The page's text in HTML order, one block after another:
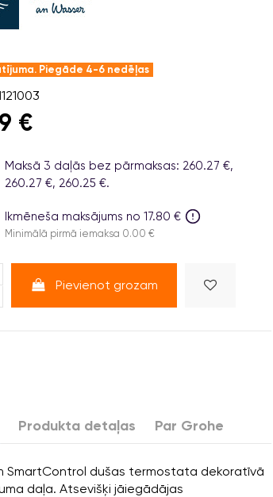
Piegāde 4-6 nedēļas
€
Maksā 3 daļās bez pārmaksas: 260.27 €,
260.27 €, 260.25 €.
Ikmēneša maksājums no 17.80 €
Minimālā pirmā iemaksa 0.00 €
Pievienot grozam
Produkta detaļas Par Grohe
SmartControl dušas termostata dekoratīvā
daļa. Atsevišķi jāiegādājas